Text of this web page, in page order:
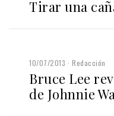
Tirar una
10/07/2013 Redacción
Bruce Lee
de Johnnie